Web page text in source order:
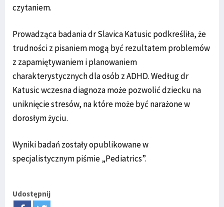
czytaniem.
Prowadząca badania dr Slavica Katusic podkreśliła, że
trudności z pisaniem mogą być rezultatem problemów
z zapamiętywaniem i planowaniem
charakterystycznych dla osób z ADHD. Według dr
Katusic wczesna diagnoza może pozwolić dziecku na
uniknięcie stresów, na które może być narażone w
dorosłym życiu.
Wyniki badań zostały opublikowane w
specjalistycznym piśmie „Pediatrics”.
Udostępnij